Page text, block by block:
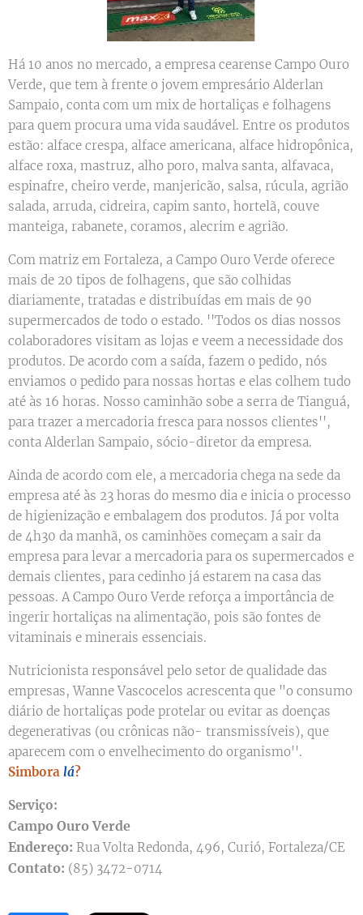
Há 10 anos no mercado, a empresa cearense Campo Ouro
Verde, que tem à frente o jovem empresário Alderlan
Sampaio, conta com um mix de hortaliças e folhagens
para quem procura uma vida saudável. Entre os produtos
estão: alface crespa, alface americana, alface hidropônica,
alface roxa, mastruz, alho poro, malva santa, alfavaca,
espinafre, cheiro verde, manjericão, salsa, rúcula, agrião
salada, arruda, cidreira, capim santo, hortelã, couve
manteiga, rabanete, coramos, alecrim e agrião.
Com matriz em Fortaleza, a Campo Ouro Verde oferece
mais de 20 tipos de folhagens, que são colhidas
diariamente, tratadas e distribuídas em mais de 90
supermercados de todo o estado. ''Todos os dias nossos
colaboradores visitam as lojas e veem a necessidade dos
produtos. De acordo com a saída, fazem o pedido, nós
enviamos o pedido para nossas hortas e elas colhem tudo
até às 16 horas. Nosso caminhão sobe a serra de Tianguá,
para trazer a mercadoria fresca para nossos clientes'',
conta Alderlan Sampaio, sócio-diretor da empresa.
Ainda de acordo com ele, a mercadoria chega na sede da
empresa até às 23 horas do mesmo dia e inicia o processo
de higienização e embalagem dos produtos. Já por volta
de 4h30 da manhã, os caminhões começam a sair da
empresa para levar a mercadoria para os supermercados e
demais clientes, para cedinho já estarem na casa das
pessoas. A Campo Ouro Verde reforça a importância de
ingerir hortaliças na alimentação, pois são fontes de
vitaminais e minerais essenciais.
Nutricionista responsável pelo setor de qualidade das
empresas, Wanne Vascocelos acrescenta que "o consumo
diário de hortaliças pode protelar ou evitar as doenças
degenerativas (ou crônicas não- transmissíveis), que
aparecem com o envelhecimento do organismo''.
Simbora lá?
Serviço:
Campo Ouro Verde
Endereço: Rua Volta Redonda, 496, Curió, Fortaleza/CE
Contato: (85) 3472-0714